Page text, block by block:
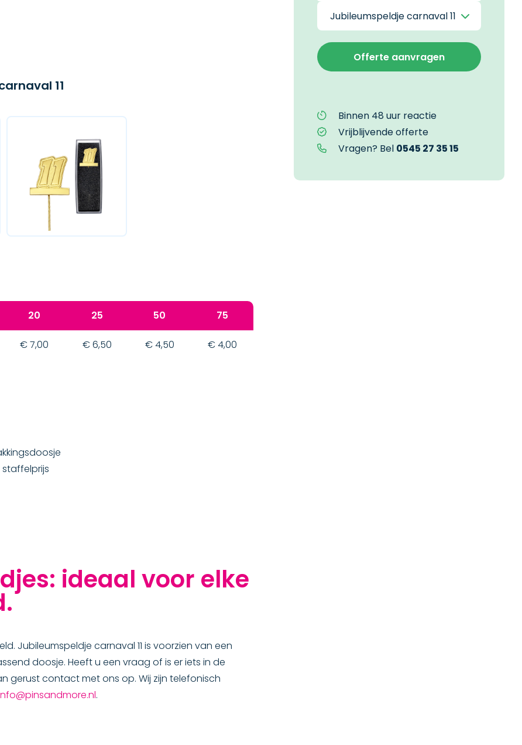
11
20 25 50 75
€ 7,00 € 6,50 € 4,50 € 4,00
ideaal voor elke
Jubileumspeldje carnaval 11 is voorzien van een
doosje. Heeft u een vraag of is er iets in de
gerust contact met ons op. Wij zijn telefonisch
.
Binnen 48 uur reactie
Vrijblijvende offerte
Vragen? Bel 0545 27 35 15